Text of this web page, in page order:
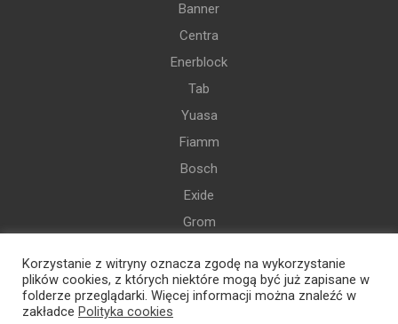
Banner
Centra
Enerblock
Tab
Yuasa
Fiamm
Bosch
Exide
Grom
i więcej
Korzystanie z witryny oznacza zgodę na wykorzystanie
plików cookies, z których niektóre mogą być już zapisane w
folderze przeglądarki. Więcej informacji można znaleźć w
zakładce Polityka cookies